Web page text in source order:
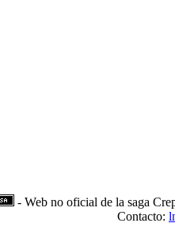
- Web no oficial de la saga
Contacto: